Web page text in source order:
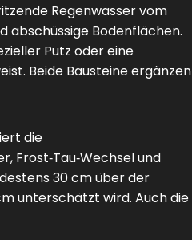
Regenwasser vom
Bodenflächen.
Putz oder eine
Beide Bausteine ergänzen
die
Frost‑Tau‑Wechsel und
30 cm über der
unterschätzt wird. Auch die